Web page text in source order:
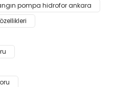
Yaz
görüntülenemiyor.
bulunuyor.
pahalı.
olmalı.
pompa hidrofor ankara